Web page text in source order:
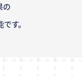
の
す。